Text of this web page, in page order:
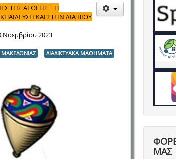
ΤΗΣ ΑΓΩΓΗΣ | Η
ΚΑΙ ΣΤΗΝ ΔΙΑ ΒΙΟΥ
Νοεμβρίου 2023
ΜΑΚΕΔΟΝΙΑΣ
ΔΙΑΔΙΚΤΥΑΚΑ ΜΑΘΗΜΑΤΑ
ΜΑΣ